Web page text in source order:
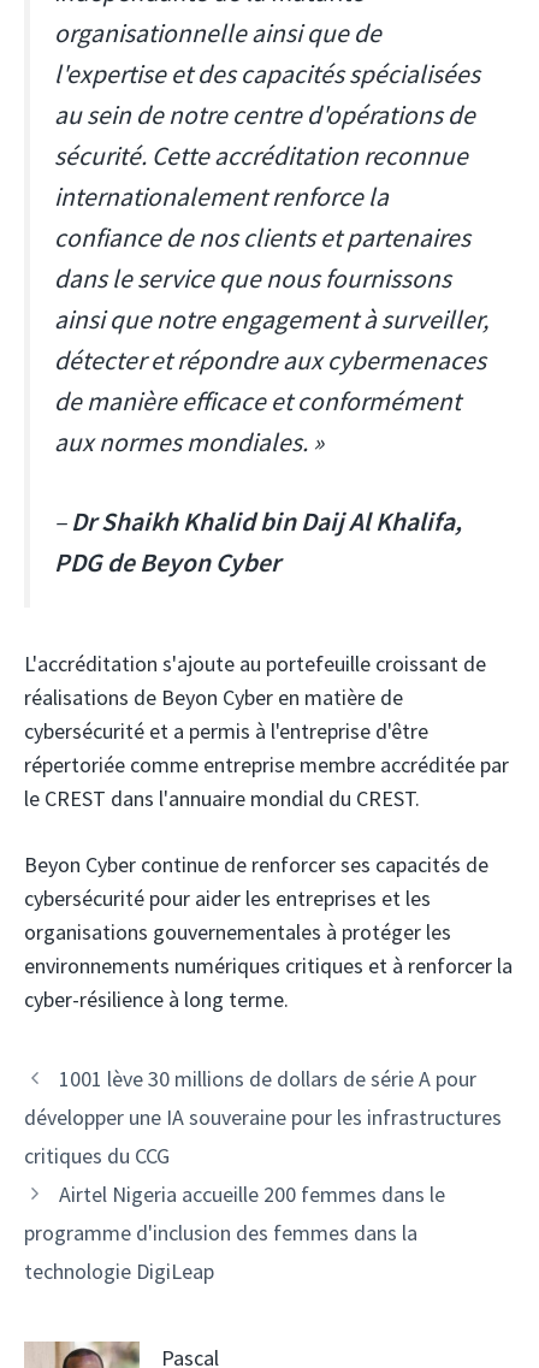
organisationnelle ainsi que de
l'expertise et des capacités spécialisées
au sein de notre centre d'opérations de
sécurité. Cette accréditation reconnue
internationalement renforce la
confiance de nos clients et partenaires
dans le service que nous fournissons
ainsi que notre engagement à surveiller,
détecter et répondre aux cybermenaces
de manière efficace et conformément
aux normes mondiales. »
–Dr Shaikh Khalid bin Daij Al Khalifa,
PDG de Beyon Cyber
L'accréditation s'ajoute au portefeuille croissant de
réalisations de Beyon Cyber ​​en matière de
cybersécurité et a permis à l'entreprise d'être
répertoriée comme entreprise membre accréditée par
le CREST dans l'annuaire mondial du CREST.
Beyon Cyber ​​continue de renforcer ses capacités de
cybersécurité pour aider les entreprises et les
organisations gouvernementales à protéger les
environnements numériques critiques et à renforcer la
cyber-résilience à long terme.
Navigation
des
1001 lève 30 millions de dollars de série A pour
développer une IA souveraine pour les infrastructures
critiques du CCG
Airtel Nigeria accueille 200 femmes dans le
programme d'inclusion des femmes dans la
technologie DigiLeap
Pascal